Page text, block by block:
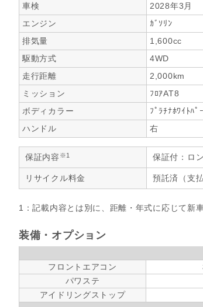
車検
2028年3月
エンジン
ｶﾞｿﾘﾝ
排気量
1,600cc
駆動方式
4WD
走行距離
2,000km
ミッション
ﾌﾛｱAT8
ボディカラー
ﾌﾟﾗﾁﾅﾎﾜｲﾄﾊﾟ
ハンドル
右
保証内容 ※1 保証付：ロ
リサイクル料金 預託済（支
1：記載内容とは別に、距離・年式に応じて新
装備・オプション
フロントエアコン
パワステ
アイドリングストップ